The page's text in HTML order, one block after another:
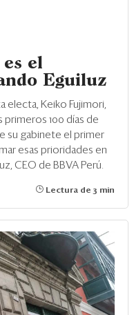
el
Eguiluz
electa, Keiko Fujimori,
primeros 100 días de
su gabinete el primer
esas prioridades en
CEO de BBVA Perú.
Lectura de 3 min